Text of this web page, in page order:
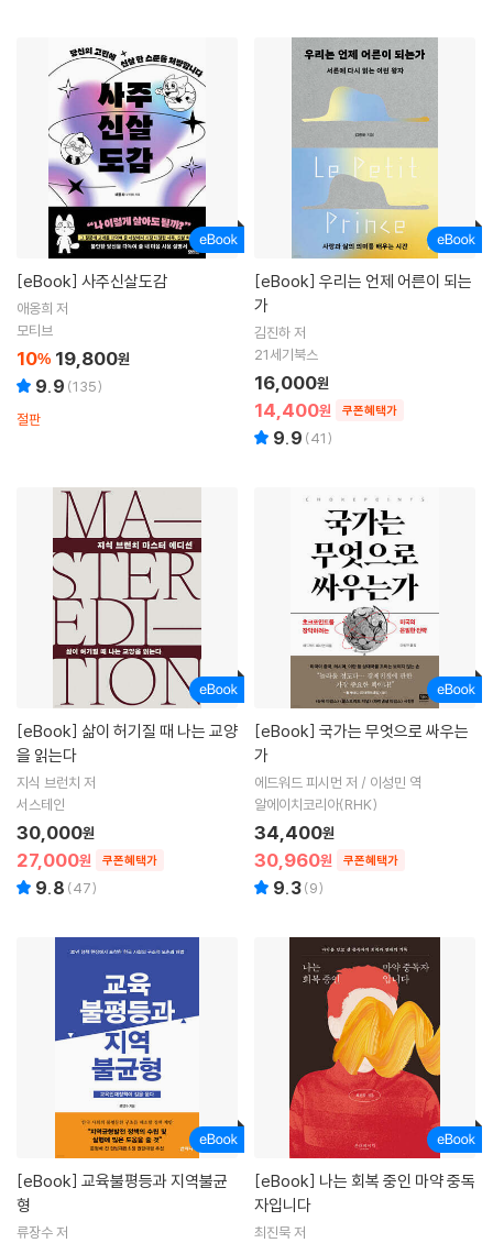
[eBook] 사주신살도감
애옹희 저
모티브
10% 19,800원
9.9 (135)
절판
[eBook]
가
김진하 저
21세기북스
14,400원 쿠폰혜택가
16,000원
9.9 (41)
[eBook]
을 읽는다
지식 브런치 저
서스테인
27,000원 쿠폰혜택가
30,000원
9.8 (47)
[eBook]
가
에드워드 피시먼 저 / 이성민 역
알에이치코리아(RHK)
30,960원 쿠폰혜택가
34,400원
9.3(9)
[eBook]
형
류장수 저
[eBook]
자입니다
최진묵 저